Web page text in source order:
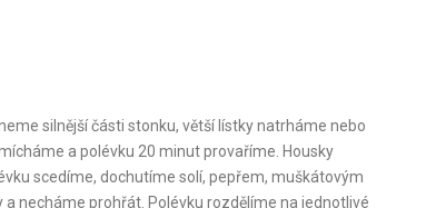
silnější části stonku, větší lístky natrháme nebo
a polévku 20 minut provaříme. Housky
scedíme, dochutíme solí, pepřem, muškátovým
necháme prohřát. Polévku rozdělíme na jednotlivé